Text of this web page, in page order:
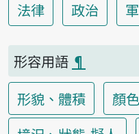
法律
政治
形容用語 ¶
形貌、體積
顏